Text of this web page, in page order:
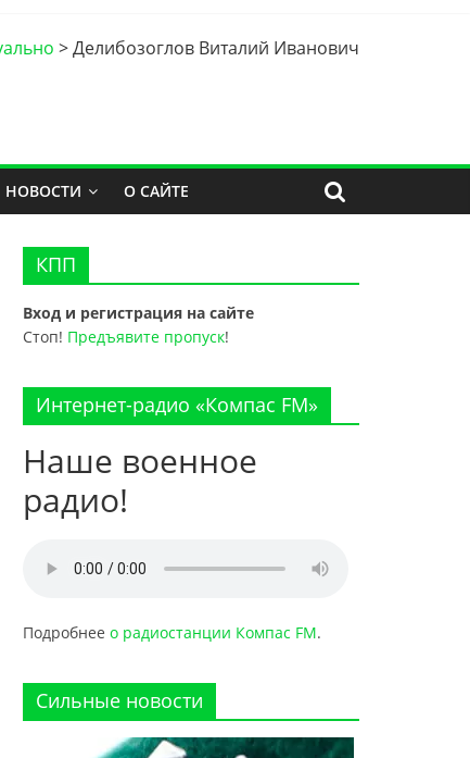
>Делибозоглов Виталий Иванович
НОВОСТИ О САЙТЕ
КПП
Вход и регистрация на сайте
Стоп! Предъявите пропуск!
Интернет-радио «Компас FM»
Наше военное
радио!
Подробнее о радиостанции Компас FM.
Сильные новости